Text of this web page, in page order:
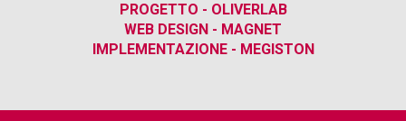
PROGETTO - OLIVERLAB
WEB DESIGN - MAGNET
IMPLEMENTAZIONE - MEGISTON